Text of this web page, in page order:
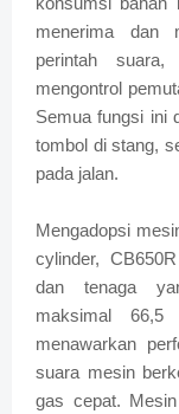
menerima dan
perintah suara,
mengontrol
Semua fungsi ini
tombol di stang,
pada jalan.
Mengadopsi
cylinder,
dan tenaga
maksimal
menawarkan
suara mesin
gas cepat.